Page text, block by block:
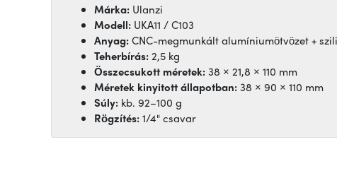
Márka: Ulanzi
Modell: UKA11 / C103
Anyag:CNC-megmunkált alumíniumötvözet +
Teherbírás:2,5 kg
Összecsukott méretek:38 × 21,8 × 110 mm
Méretek kinyitott állapotban:38 × 90 × 110 mm
Súly: kb. 92–100 g
Rögzítés:1/4" csavar